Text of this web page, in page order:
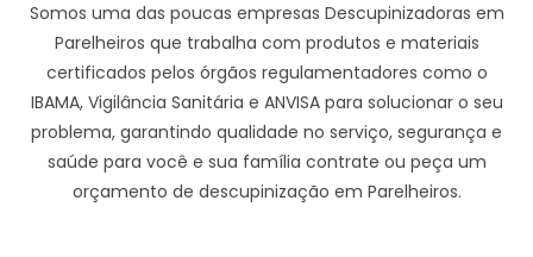
Somos uma das poucas empresas Descupinizadoras em
Parelheiros que trabalha com produtos e materiais
certificados pelos órgãos regulamentadores como o
IBAMA, Vigilância Sanitária e ANVISA para solucionar o seu
problema, garantindo qualidade no serviço, segurança e
saúde para você e sua família contrate ou peça um
orçamento de descupinização em Parelheiros.